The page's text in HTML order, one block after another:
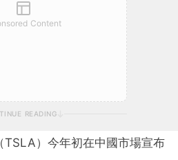
Content
READING
（TSLA）今年初在中國市場宣布